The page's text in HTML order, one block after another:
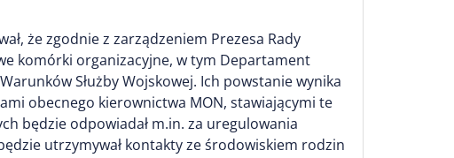
że zgodnie z zarządzeniem Prezesa Rady
komórki organizacyjne, w tym Departament
Służby Wojskowej. Ich powstanie wynika
obecnego kierownictwa MON, stawiającymi te
będzie odpowiadał m.in. za uregulowania
utrzymywał kontakty ze środowiskiem rodzin